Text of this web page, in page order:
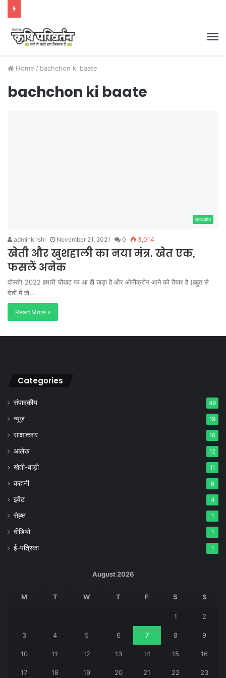
Home / bachchon ki baate
bachchon ki baate
संपादकीय
adminkrishi November 21, 2021 0 3,014
खेती और खुशहाली का नया मंत्र. खेत एक,
फसलें अनेक
दोस्तो! 2022 हमारी चौखट पर आ ही खड़ा है और ओमीक्रोन आने को तैयार है (बहुत से
देशों में तो…
Read More »
Categories
संपादकीय 49
न्यूज़ 19
साक्षात्कार 16
आलेख 12
खेती-बाड़ी 11
कहानी 6
इवेंट 4
सेह्त 1
वीडियो 1
ई-पत्रिका 1
August 2026
M T W T F S S
1 2
3 4 5 6 7 8 9
10 11 12 13 14 15 16
17 18 19 20 21 22 23